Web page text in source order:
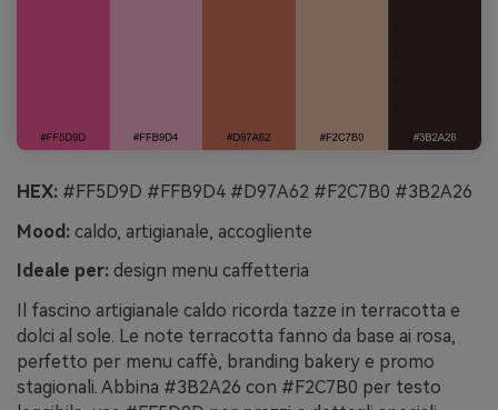
HEX: #FF5D9D #FFB9D4 #D97A62 #F2C7B0 #3B2A26
Mood: caldo, artigianale, accogliente
Ideale per: design menu caffetteria
Il fascino artigianale caldo ricorda tazze in terracotta e
dolci al sole. Le note terracotta fanno da base ai rosa,
perfetto per menu caffè, branding bakery e promo
stagionali. Abbina #3B2A26 con #F2C7B0 per testo